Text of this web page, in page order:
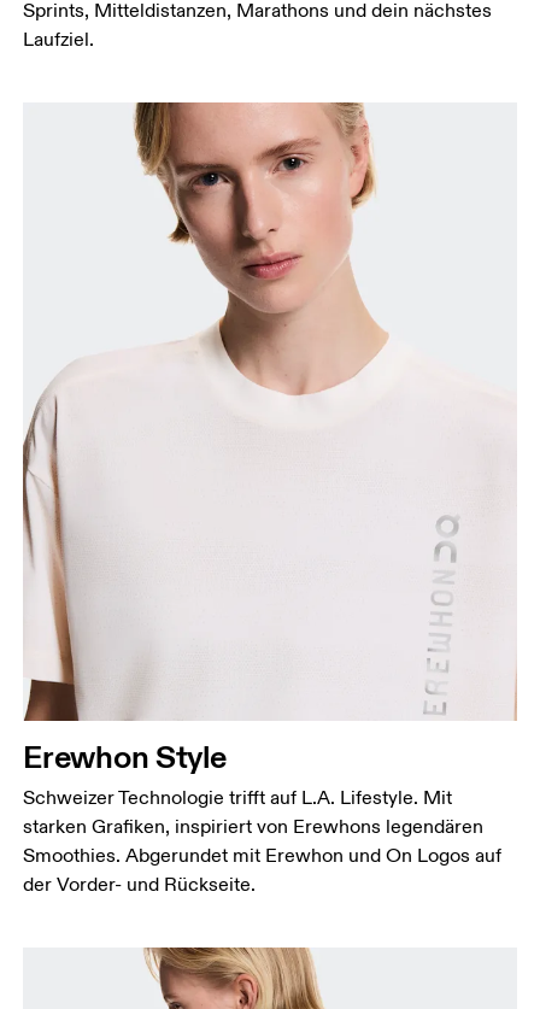
Miss um die breiteste Stelle deiner Hüfte herum.
Sprints, Mitteldistanzen, Marathons und dein nächstes
Laufziel.
Erewhon Style
Schweizer Technologie trifft auf L.A. Lifestyle. Mit
starken Grafiken, inspiriert von Erewhons legendären
Smoothies. Abgerundet mit Erewhon und On Logos auf
der Vorder- und Rückseite.